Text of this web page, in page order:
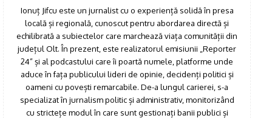
Ionuț Jifcu este un jurnalist cu o experiență solidă în presa
locală și regională, cunoscut pentru abordarea directă și
echilibrată a subiectelor care marchează viața comunității din
județul Olt. În prezent, este realizatorul emisiunii „Reporter
24” și al podcastului care îi poartă numele, platforme unde
aduce în fața publicului lideri de opinie, decidenți politici și
oameni cu povești remarcabile. De-a lungul carierei, s-a
specializat în jurnalism politic și administrativ, monitorizând
cu strictețe modul în care sunt gestionați banii publici și